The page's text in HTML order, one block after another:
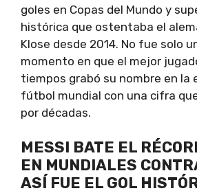
goles en Copas del Mundo y
histórica que ostentaba el
Klose desde 2014. No fue solo
momento en que el mejor
tiempos grabó su nombre en la
fútbol mundial con una cifra
por décadas.
MESSI BATE EL
EN MUNDIALES
ASÍ FUE EL GOL